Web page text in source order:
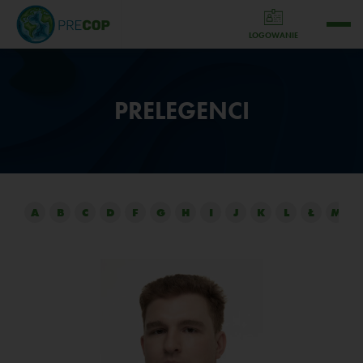
LOGOWANIE
PRELEGENCI
A B C D F G H I J K L Ł M